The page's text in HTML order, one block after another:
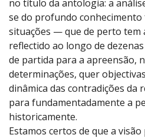
no título da antologia: a
se do profundo
situações — que de perto tem
reflectido ao longo de
de partida para a apreensão,
determinações, quer
dinâmica das contradições da
para fundamentadamente a
historicamente.
Estamos certos de que a